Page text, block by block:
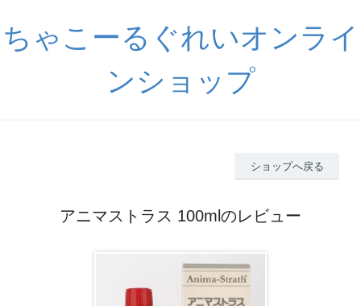
ちゃこーるぐれいオンライ
ンショップ
ショップへ戻る
アニマストラス 100mlのレビュー